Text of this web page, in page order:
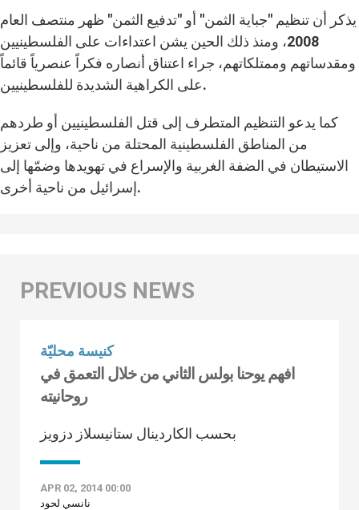
يذكر أن تنظيم "جباية الثمن" أو "تدفيع الثمن" ظهر منتصف العام
2008، ومنذ ذلك الحين يشن اعتداءات على الفلسطينيين
ومقدساتهم وممتلكاتهم، جراء اعتناق أنصاره فكراً عنصرياً قائماً
على الكراهية الشديدة للفلسطينيين.
كما يدعو التنظيم المتطرف إلى قتل الفلسطينيين أو طردهم
من المناطق الفلسطينية المحتلة من ناحية، وإلى تعزيز
الاستيطان في الضفة الغربية والإسراع في تهويدها وضمّها إلى
إسرائيل من ناحية أخرى.
كنيسة محليّة
افهم يوحنا بولس الثاني من خلال التعمق في
روحانيته
بحسب الكاردينال ستانيسلاز دزويز
APR 02, 2014 00:00
نانسي لحود